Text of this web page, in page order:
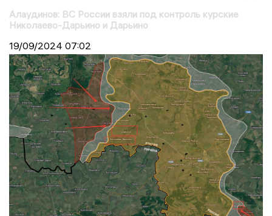
Алаудинов: ВС России взяли под контроль курские
Николаево-Дарьино и Дарьино
19/09/2024 07:02